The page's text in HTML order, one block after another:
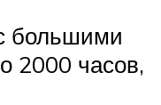
большими
2000 часов,